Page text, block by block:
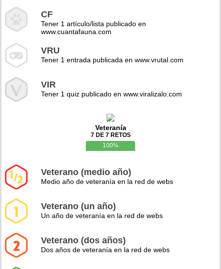
CF
Tener 1 artículo/lista publicado en
www.cuantafauna.com
VRU
Tener 1 entrada publicada en www.vrutal.com
VIR
Tener 1 quiz publicado en www.viralizalo.com
Veteranía
7 DE 7 RETOS
100%
Veterano (medio año)
Medio año de veteranía en la red de webs
Veterano (un año)
Un año de veteranía en la red de webs
Veterano (dos años)
Dos años de veteranía en la red de webs